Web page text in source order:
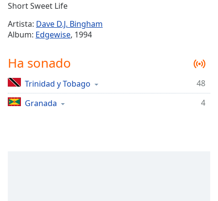
Stream
TypeLIVE
Seek to
live,
liveLIVE
Time
Short Sweet Life
Artista: Dave D.J. Bingham
Album: Edgewise, 1994
Ha sonado
Trinidad y Tobago
48
Granada
4